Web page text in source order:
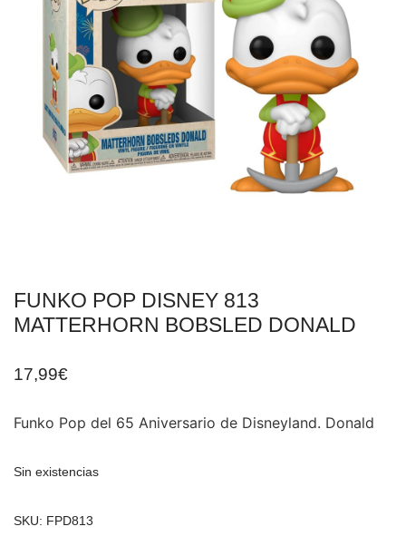
FUNKO POP DISNEY 813
MATTERHORN BOBSLED DONALD
17,99€
Funko Pop del 65 Aniversario de Disneyland. Donald
Sin existencias
SKU: FPD813